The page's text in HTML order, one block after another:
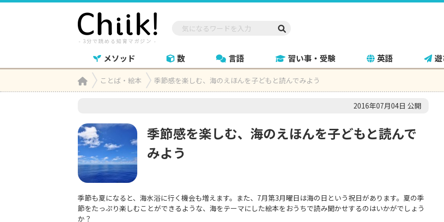
メソッド 数 言語 習い事・受験 英語
Homeことば・絵本 季節感を楽しむ、海のえほんを子どもと読んでみよう
2016年07月04日 公開
季節感を楽しむ、海のえほんを子どもと読んで
みよう
季節も夏になると、海水浴に行く機会も増えます。また、7月第3月曜日は海の日という祝日があります。夏の季
節をたっぷり楽しむことができるような、海をテーマにした絵本をおうちで読み聞かせするのはいかがでしょう
か？